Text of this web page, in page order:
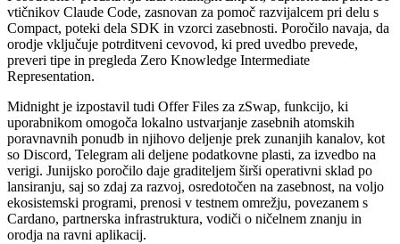
vtičnikov Claude Code, zasnovan za pomoč razvijalcem pri delu s
Compact, poteki dela SDK in vzorci zasebnosti. Poročilo navaja, da
orodje vključuje potrditveni cevovod, ki pred uvedbo prevede,
preveri tipe in pregleda Zero Knowledge Intermediate
Representation.
Midnight je izpostavil tudi Offer Files za zSwap, funkcijo, ki
uporabnikom omogoča lokalno ustvarjanje zasebnih atomskih
poravnavnih ponudb in njihovo deljenje prek zunanjih kanalov, kot
so Discord, Telegram ali deljene podatkovne plasti, za izvedbo na
verigi. Junijsko poročilo daje graditeljem širši operativni sklad po
lansiranju, saj so zdaj za razvoj, osredotočen na zasebnost, na voljo
ekosistemski programi, prenosi v testnem omrežju, povezanem s
Cardano, partnerska infrastruktura, vodiči o ničelnem znanju in
orodja na ravni aplikacij.